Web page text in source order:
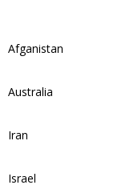
Afganistan
Australia
Iran
Israel